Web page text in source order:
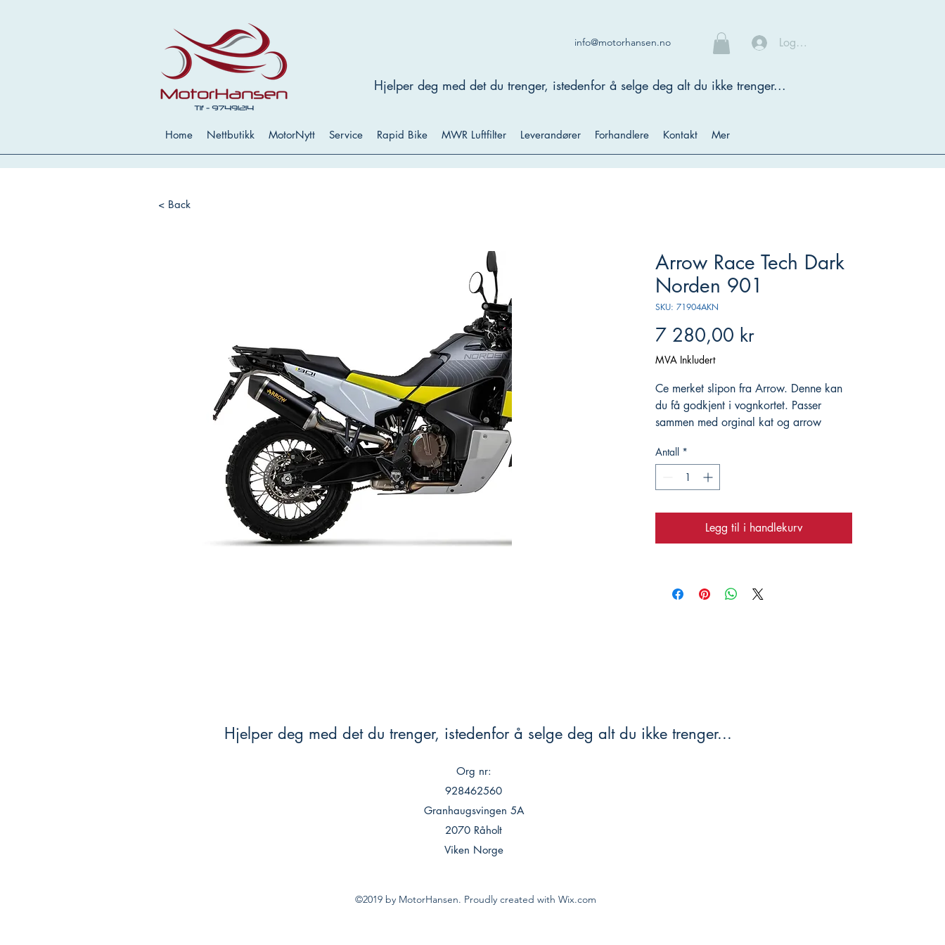
info@motorhansen.no Logg inn
Hjelper deg med det du trenger, istedenfor å selge deg alt du ikke trenger...
Home Nettbutikk MotorNytt Service Rapid Bike MWR Luftfilter Leverandører Forhandlere Kontakt Mer
< Back
Arrow Race Tech Dark
Norden 901
SKU: 71904AKN
7 280,00 krPris
MVA Inkludert
Ce merket slipon fra Arrow. Denne kan
du få godkjent i vognkortet. Passer
sammen med orginal kat og arrow
tuning med Rapid Bike Evo eller Race.
Kjøper du luftfilter, eksos og tuning
samtidig gis det pakkepris.
Antall *
Legg til i handlekurv
Hjelper deg med det du trenger, istedenfor å selge deg alt du ikke trenger...
Org nr:
928462560
Granhaugsvingen 5A
2070 Råholt
Viken Norge
©2019 by MotorHansen. Proudly created with Wix.com